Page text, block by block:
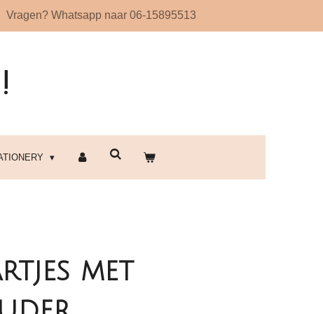
Vragen? Whatsapp naar 06-15895513
met